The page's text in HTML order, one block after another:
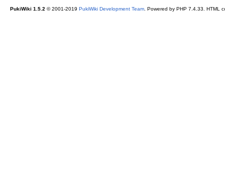
PukiWiki 1.5.2 © 2001-2019 PukiWiki Development Team. Powered by PHP 7.4.33. HTML